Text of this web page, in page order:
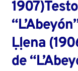
Ḷḷena
de